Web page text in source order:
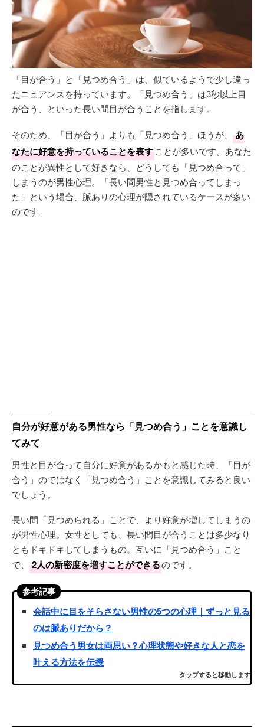
「目が合う」と「見つめ合う」は、似ているようで少し違っ
たニュアンスを持っています。「見つめ合う」は3秒以上目
が合う、といった長い間目が合うことを指します。
そのため、「目が合う」よりも「見つめ合う」ほうが、
あ
なたに好意を持っていることを表すことが多いです。あなた
のことが異性として好きなら、どうしても「見つめ合って」
しまうのが男性心理。「長い間男性と見つめ合ってしまっ
た」という場合、脈ありの心理が隠されているケースが多い
のです。
自分が好意がある男性なら「見つめ合う」ことを意識し
てみて
男性と目が合って自分に好意があるかもと感じた時、「目が
合う」のではなく「見つめ合う」ことを意識してみると良い
でしょう。
長い間「見つめられる」ことで、より好意が増してしまうの
が男性心理。女性としても、長い間目が合うことは多少なり
ともドキドキしてしまうもの。互いに「見つめ合う」こと
で、
2人の新密度を増すことができるのです。
参考記事
会話中に目をそらさない男性の5つの心理｜ずっと見る
のは脈ありだから？
見つめ合う男女は両思い？心理状態や好きな人と恋を
叶える方法を伝授
タップすると移動します